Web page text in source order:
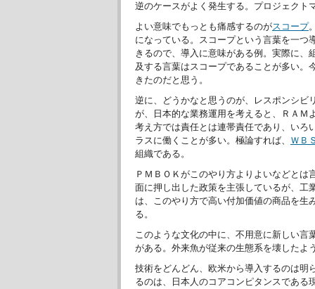
逆のケースがよく発生する。プロジェクト
よい意味でもっとも痛感するのがスコープ
になっている。スコープという言葉を一つ
きるので、導入に意味がある例。実際に
及する言葉はスコープであることが多い。
きたのだと思う。
逆に、どうかなと思うのが、レスポンシビ
が、日本的な業務運用を考えると、ＲＡＭ
考え方では責任とは連帯責任であり、いろ
ラスに働くことが多い。極論すれば、 ＷＢ
組織である。
ＰＭＢＯＫがこのやり方よりよいなどと
面に押し出した政策を主張しているが、工
は、このやり方で高い付加価値の商品を生
る。
このような文化の中に、不用意に新しい言
がある。外来魚が従来の生態系を壊したよ
技術をどんどん、欧米から導入するのは明
るのは、日本人のコアコンピタンスである